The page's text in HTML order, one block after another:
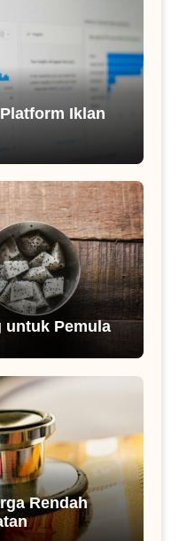
Iklan
untuk Pemula
Rendah